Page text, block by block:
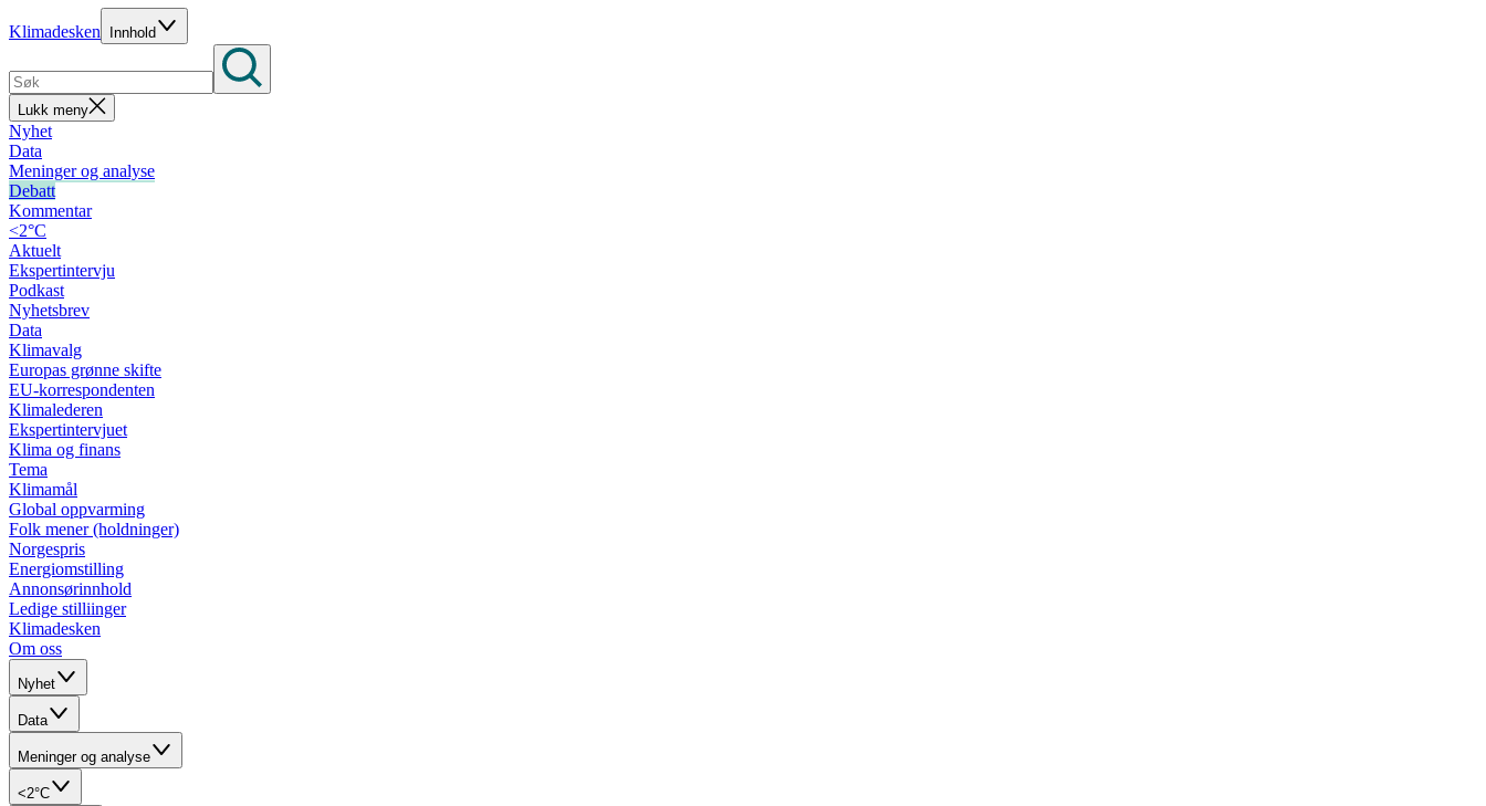
Klimadesken Innhold
Lukk meny
Nyhet
Data
Meninger og analyse
Debatt
Kommentar
<2°C
Aktuelt
Ekspertintervju
Podkast
Nyhetsbrev
Data
Klimavalg
Europas grønne skifte
EU-korrespondenten
Klimalederen
Ekspertintervjuet
Klima og finans
Tema
Klimamål
Global oppvarming
Folk mener (holdninger)
Norgespris
Energiomstilling
Annonsørinnhold
Ledige stilliinger
Klimadesken
Om oss
Nyhet
Data
Meninger og analyse
<2°C